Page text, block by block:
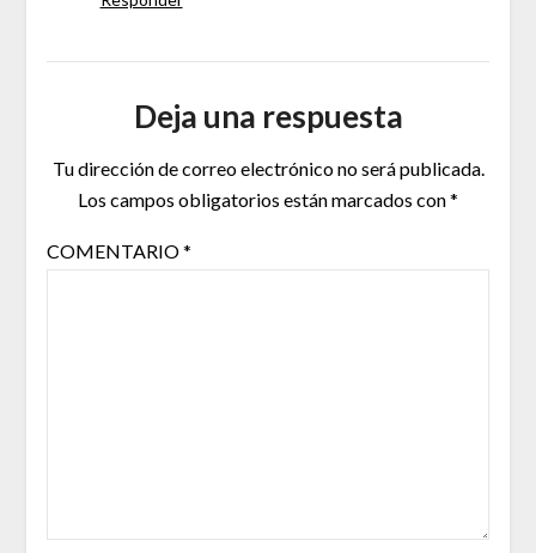
Deja una respuesta
Tu dirección de correo electrónico no será publicada.
Los campos obligatorios están marcados con*
COMENTARIO*